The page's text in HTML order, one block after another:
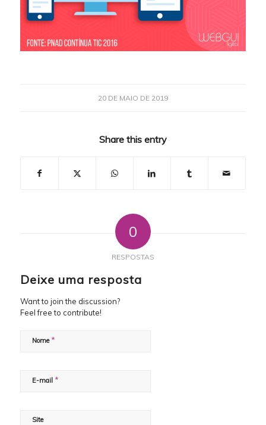
20 DE MAIO DE 2019
Share this entry
0
RESPOSTAS
Deixe uma resposta
Want to join the discussion?
Feel free to contribute!
Nome *
E-mail *
Site